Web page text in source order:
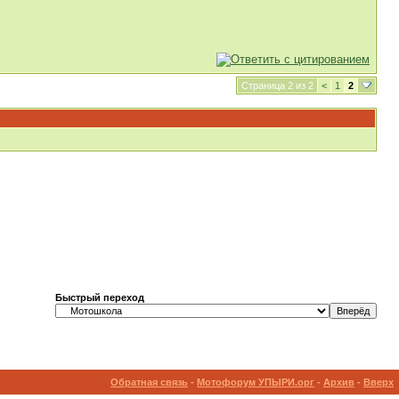
Страница 2 из 2 < 1 2
Быстрый переход
Обратная связь - Мотофорум УПЫРИ.орг - Архив - Вверх